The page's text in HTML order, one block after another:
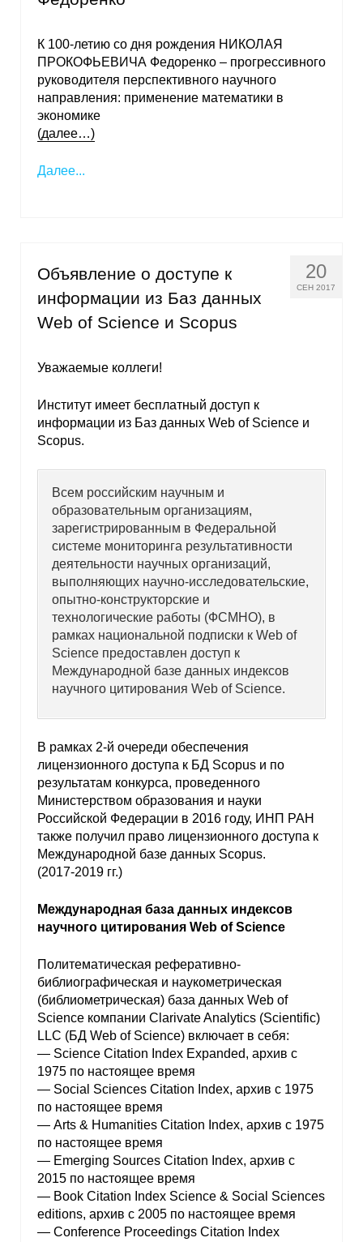
К 100-летию со дня рождения НИКОЛАЯ
ПРОКОФЬЕВИЧА Федоренко – прогрессивного
руководителя перспективного научного
направления: применение математики в
экономике
(далее…)
Далее...
20
СЕН 2017
Объявление о доступе к
информации из Баз данных
Web of Science и Scopus
Уважаемые коллеги!
Институт имеет бесплатный доступ к
информации из Баз данных Web of Science и
Scopus.
Всем российским научным и
образовательным организациям,
зарегистрированным в Федеральной
системе мониторинга результативности
деятельности научных организаций,
выполняющих научно-исследовательские,
опытно-конструкторские и
технологические работы (ФСМНО), в
рамках национальной подписки к Web of
Science предоставлен доступ к
Международной базе данных индексов
научного цитирования Web of Science.
В рамках 2-й очереди обеспечения
лицензионного доступа к БД Scopus и по
результатам конкурса, проведенного
Министерством образования и науки
Российской Федерации в 2016 году, ИНП РАН
также получил право лицензионного доступа к
Международной базе данных Scopus.
(2017-2019 гг.)
Международная база данных индексов
научного цитирования Web of Science
Политематическая реферативно-
библиографическая и наукометрическая
(библиометрическая) база данных Web of
Science компании Clarivate Analytics (Scientific)
LLC (БД Web of Science) включает в себя:
— Science Citation Index Expanded, архив с
1975 по настоящее время
— Social Sciences Citation Index, архив с 1975
по настоящее время
— Arts & Humanities Citation Index, архив с 1975
по настоящее время
— Emerging Sources Citation Index, архив с
2015 по настоящее время
— Book Citation Index Science & Social Sciences
editions, архив с 2005 по настоящее время
— Conference Proceedings Citation Index